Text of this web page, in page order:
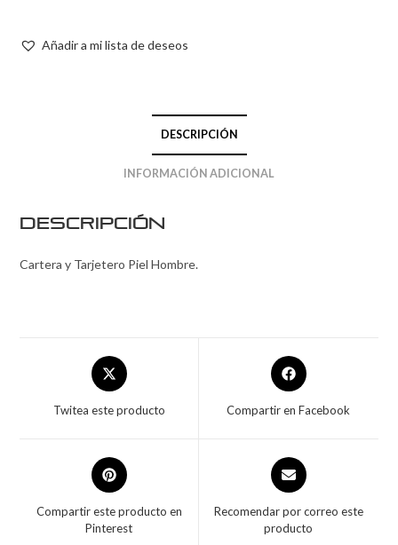
Añadir a mi lista de deseos
DESCRIPCIÓN
INFORMACIÓN ADICIONAL
Descripción
Cartera y Tarjetero Piel Hombre.
Twitea este producto Compartir en Facebook
Compartir este producto en
Pinterest
Recomendar por correo este
producto